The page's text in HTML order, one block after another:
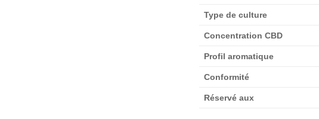
Type de culture
Concentration CBD
Profil aromatique
Conformité
Réservé aux